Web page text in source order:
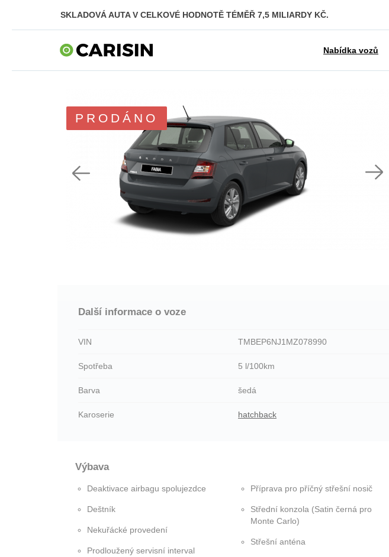
SKLADOVÁ AUTA V CELKOVÉ HODNOTĚ TÉMĚŘ 7,5 MILIARDY KČ.
Nabídka vozů
PRODÁNO
Další informace o voze
VIN TMBEP6NJ1MZ078990
Spotřeba 5 l/100km
Barva šedá
Karoserie hatchback
Výbava
Deaktivace airbagu spolujezdce
Deštník
Nekuřácké provedení
Prodloužený servisní interval
Příprava pro příčný střešní nosič
Střední konzola (Satin černá pro
Monte Carlo)
Střešní anténa